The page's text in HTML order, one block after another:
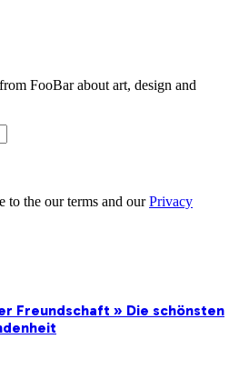
FooBar about art, design and
to the our terms and ourPrivacy
Freundschaft » Die schönsten